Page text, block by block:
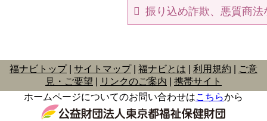
振り込め詐欺、悪質商
福ナビトップ サイトマップ 福ナビとは 利用規約
ご意
見・ご要望
リンクのご案内
携帯サイト
ホームページについてのお問い合わせはこちらから